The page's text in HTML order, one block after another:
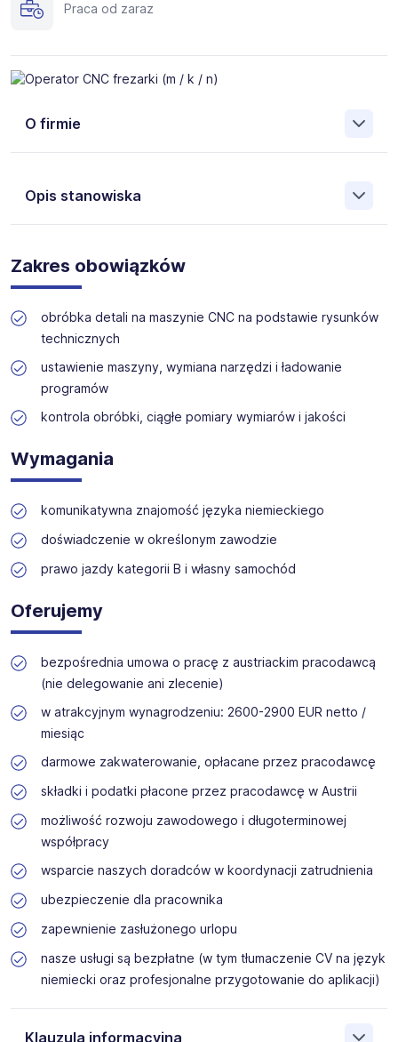
Praca od zaraz
O firmie
granicą. Pomożemy Ci znaleźć pracę w takich krajach, jak:
Niemcy, Austria, Holandia, Belgia, Islandia, Norwegia,
Oferujemy szeroki wybór stanowisk w branżach
technicznych, produkcyjnych i budowlanych. Nasz zespół
zapewnia wsparcie na każdym etapie rekrutacji.
Opis stanowiska
Oferta jest otwarta dla wszystkich kandydatów, którzy
spełniają powyższe warunki.
Zakres obowiązków
obróbka detali na maszynie CNC na podstawie rysunków
technicznych
ustawienie maszyny, wymiana narzędzi i ładowanie
programów
kontrola obróbki, ciągłe pomiary wymiarów i jakości
Wymagania
komunikatywna znajomość języka niemieckiego
doświadczenie w określonym zawodzie
prawo jazdy kategorii B i własny samochód
Oferujemy
bezpośrednia umowa o pracę z austriackim pracodawcą
(nie delegowanie ani zlecenie)
w atrakcyjnym wynagrodzeniu: 2600-2900 EUR netto /
miesiąc
darmowe zakwaterowanie, opłacane przez pracodawcę
składki i podatki płacone przez pracodawcę w Austrii
możliwość rozwoju zawodowego i długoterminowej
współpracy
wsparcie naszych doradców w koordynacji zatrudnienia
ubezpieczenie dla pracownika
zapewnienie zasłużonego urlopu
nasze usługi są bezpłatne (w tym tłumaczenie CV na język
niemiecki oraz profesjonalne przygotowanie do aplikacji)
Klauzula informacyjna